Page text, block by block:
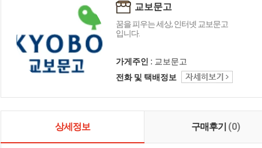
교보문고
꿈을 피우는 세상, 인터넷 교보문고
입니다.
가게주인 : 교보문고
전화 및 택배정보
상세정보 구매후기 (0)